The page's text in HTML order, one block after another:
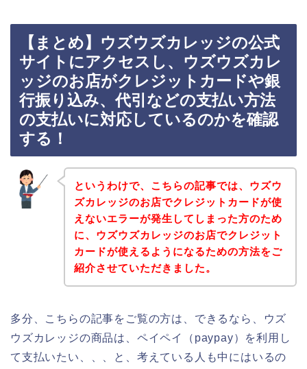
【まとめ】ウズウズカレッジの公式
サイトにアクセスし、ウズウズカレ
ッジのお店がクレジットカードや銀
行振り込み、代引などの支払い方法
の支払いに対応しているのかを確認
する！
というわけで、こちらの記事では、ウズウ
ズカレッジのお店でクレジットカードが使
えないエラーが発生してしまった方のため
に、ウズウズカレッジのお店でクレジット
カードが使えるようになるための方法をご
紹介させていただきました。
多分、こちらの記事をご覧の方は、できるなら、ウズ
ウズカレッジの商品は、ペイペイ（paypay）を利用し
て支払いたい、、、と、考えている人も中にはいるの